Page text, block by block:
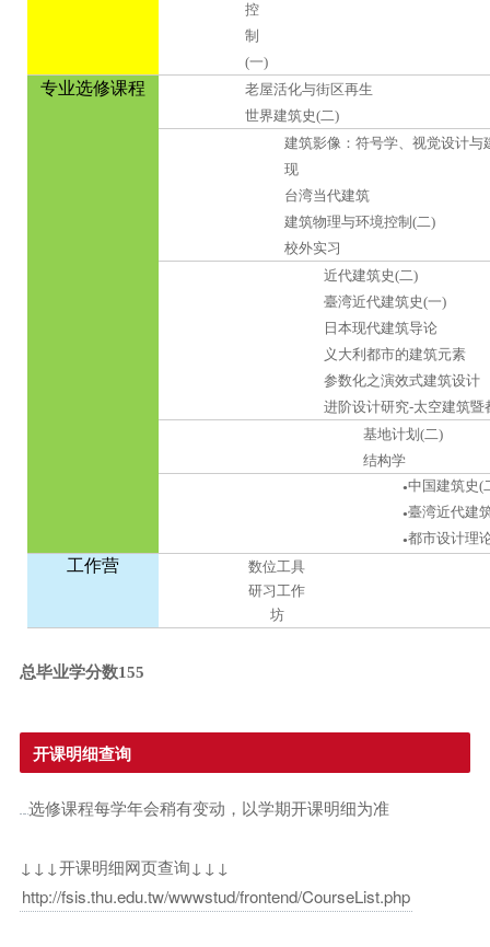
控
制
(一)
专业选修课程
老屋活化与街区再生
世界建筑史(二)
建筑影像：符号学、视觉设计与
现
台湾当代建筑
建筑物理与环境控制(二)
校外实习
近代建筑史(二)
臺湾近代建筑史(一)
日本现代建筑导论
义大利都市的建筑元素
参数化之演效式建筑设计
进阶设计研究-太空建筑暨
基地计划(二)
结构学
●中国建筑史(
●臺湾近代建
●都市设计理
工作营
数位工具
研习工作
坊
总毕业学分数155
开课明细查询
选修课程每学年会稍有变动，以学期开课明细为准
↓↓↓开课明细网页查询↓↓↓
http://fsis.thu.edu.tw/wwwstud/frontend/CourseList.php